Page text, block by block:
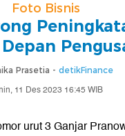
Foto Bisnis
Prasetia - detikFinance
11 Des 2023 16:45 WIB
urut 3 Ganjar